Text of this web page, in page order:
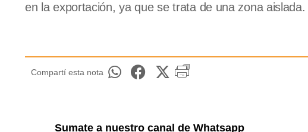
en la exportación, ya que se trata de una zona aislada.
Compartí esta nota
Sumate a nuestro canal de Whatsapp